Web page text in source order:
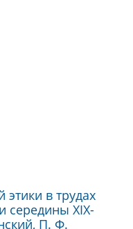
в трудах
середины XIX-
П. Ф.